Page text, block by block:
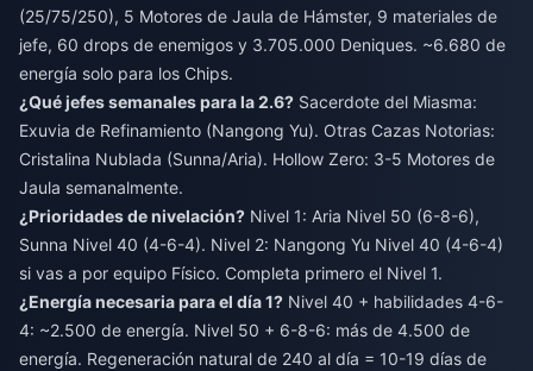
(25/75/250), 5 Motores de Jaula de Hámster, 9 materiales de
jefe, 60 drops de enemigos y 3.705.000 Deniques. ~6.680 de
energía solo para los Chips.
¿Qué jefes semanales para la 2.6? Sacerdote del Miasma:
Exuvia de Refinamiento (Nangong Yu). Otras Cazas Notorias:
Cristalina Nublada (Sunna/Aria). Hollow Zero: 3-5 Motores de
Jaula semanalmente.
¿Prioridades de nivelación? Nivel 1: Aria Nivel 50 (6-8-6),
Sunna Nivel 40 (4-6-4). Nivel 2: Nangong Yu Nivel 40 (4-6-4)
si vas a por equipo Físico. Completa primero el Nivel 1.
¿Energía necesaria para el día 1? Nivel 40 + habilidades 4-6-
4: ~2.500 de energía. Nivel 50 + 6-8-6: más de 4.500 de
energía. Regeneración natural de 240 al día = 10-19 días de